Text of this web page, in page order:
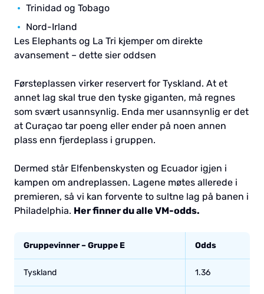
Trinidad og Tobago
Nord-Irland
Les Elephants og La Tri kjemper om direkte
avansement – dette sier oddsen
Førsteplassen virker reservert for Tyskland. At et
annet lag skal true den tyske giganten, må regnes
som svært usannsynlig. Enda mer usannsynlig er det
at Curaçao tar poeng eller ender på noen annen
plass enn fjerdeplass i gruppen.
Dermed står Elfenbenskysten og Ecuador igjen i
kampen om andreplassen. Lagene møtes allerede i
premieren, så vi kan forvente to sultne lag på banen i
Philadelphia. Her finner du alle VM-odds.
Gruppevinner – Gruppe E Odds
Tyskland 1.36